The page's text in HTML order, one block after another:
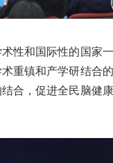
性和国际性的国家
重镇和产学研结合
合，促进全民脑健